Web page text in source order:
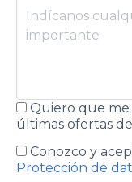
Quiero que me
últimas ofertas
Conozco y
Protección de